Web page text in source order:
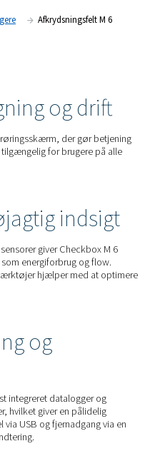
design sikrer
og
farveberøringsskærm, der
og tilgængelig for
nøjagtig